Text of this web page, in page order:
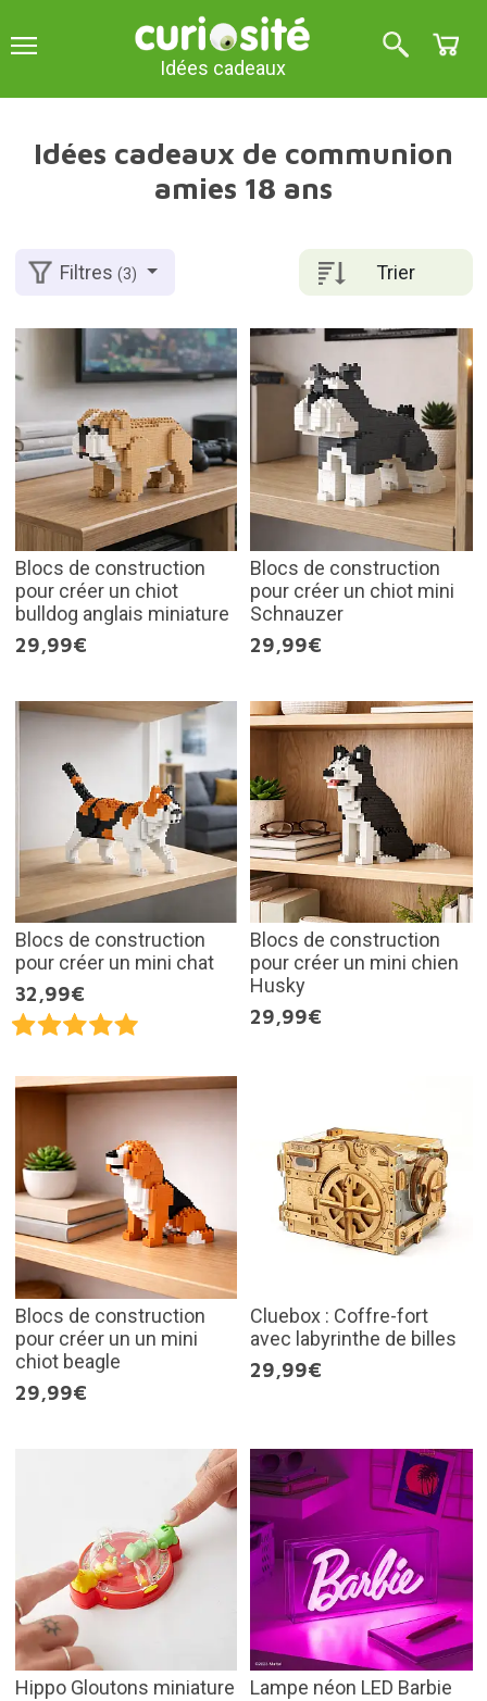
Idées cadeaux
Idées cadeaux de communion
amies 18 ans
Trier
Filtres(3)
Blocs de construction
pour créer un chiot
bulldog anglais miniature
29,99€
Blocs de construction
pour créer un chiot mini
Schnauzer
29,99€
Blocs de construction
pour créer un mini chat
32,99€
Blocs de construction
pour créer un mini chien
Husky
29,99€
Blocs de construction
pour créer un un mini
chiot beagle
29,99€
Cluebox : Coffre-fort
avec labyrinthe de billes
29,99€
Hippo Gloutons miniature
Lampe néon LED Barbie